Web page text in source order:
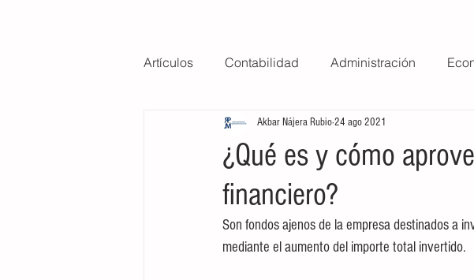
Artículos Contabilidad Administración
Inversión Negocios Laboral
Tecnología Marketing
Emprendimiento Gestión de Calidad
¿Qué es y cómo
financiero?
Akbar Nájera Rubio24 ago 2021
Son fondos ajenos de la empresa destinados a
mediante el aumento del importe total invertido.